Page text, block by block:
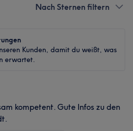
Nach Sternen filtern
Kunden, damit du weißt, was
erwartet.
kompetent. Gute Infos zu den